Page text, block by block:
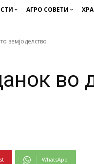
АГРО СОВЕТИ
земјоделство
во
WhatsApp